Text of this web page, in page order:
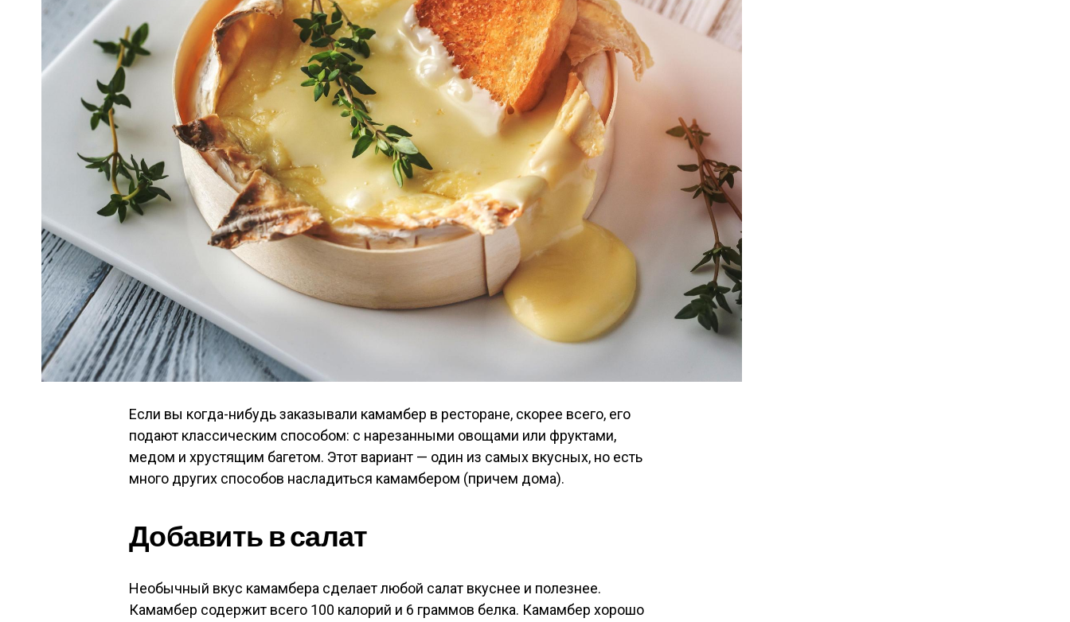
Если вы когда-нибудь заказывали камамбер в ресторане, скорее всего, его
подают классическим способом: с нарезанными овощами или фруктами,
медом и хрустящим багетом. Этот вариант — один из самых вкусных, но есть
много других способов насладиться камамбером (причем дома).
Добавить в салат
Необычный вкус камамбера сделает любой салат вкуснее и полезнее.
Камамбер содержит всего 100 калорий и 6 граммов белка. Камамбер хорошо